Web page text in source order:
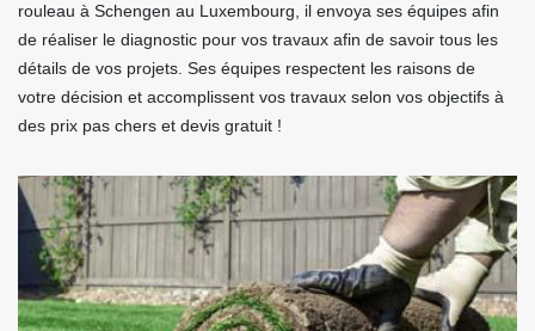
rouleau à Schengen au Luxembourg, il envoya ses équipes afin
de réaliser le diagnostic pour vos travaux afin de savoir tous les
détails de vos projets. Ses équipes respectent les raisons de
votre décision et accomplissent vos travaux selon vos objectifs à
des prix pas chers et devis gratuit !